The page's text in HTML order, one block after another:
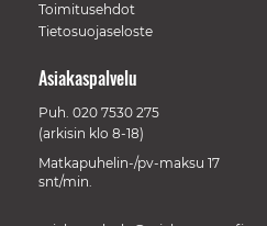
Toimitusehdot
Tietosuojaseloste
Asiakaspalvelu
Puh. 020 7530 275
(arkisin klo 8-18)
Matkapuhelin-/pv-maksu 17
snt/min.